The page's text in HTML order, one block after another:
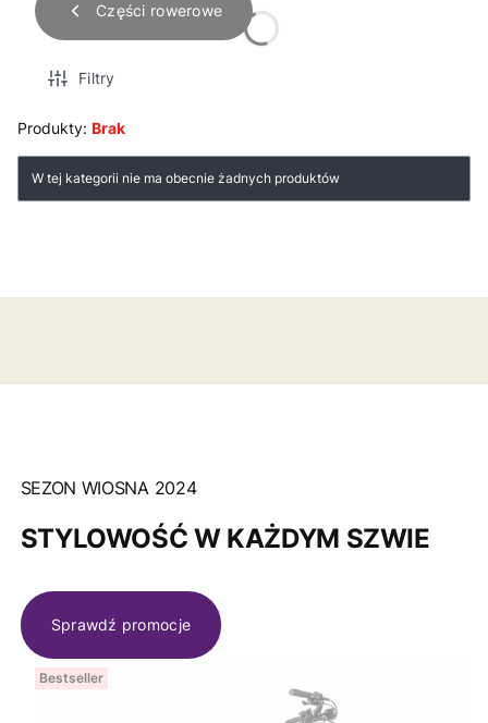
Części rowerowe
Filtry
Produkty: Brak
Lista produktów
W tej kategorii nie ma obecnie żadnych produktów
SEZON WIOSNA 2024
STYLOWOŚĆ W KAŻDYM SZWIE
Sprawdź promocje
Bestseller